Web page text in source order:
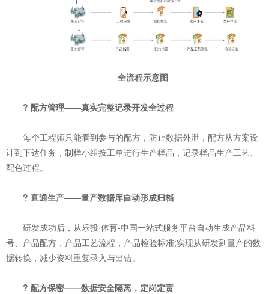
全流程示意图
? 配方管理——真实完整记录开发全过程
每个工程师只能看到参与的配方，防止数据外泄，配方从方案设
计到下达任务，制样小组按工单进行生产样品，记录样品生产工艺、
配色过程。
? 直通生产——量产数据库自动形成归档
研发成功后，从乐投·体育-中国一站式服务平台自动生成产品料
号、产品配方，产品工艺流程，产品检验标准;实现从研发到量产的数
据转换，减少资料重复录入与出错。
? 配方保密——数据安全隔离，定岗定责